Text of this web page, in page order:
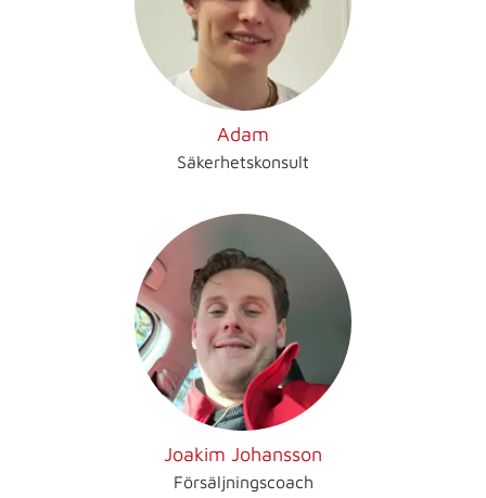
Adam
Säkerhetskonsult
Joakim Johansson
Försäljningscoach